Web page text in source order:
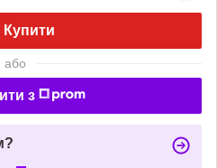
Купити
або
з